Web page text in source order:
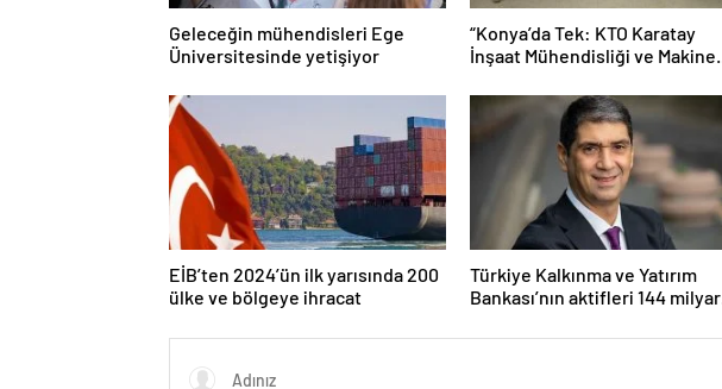
Geleceğin mühendisleri Ege
Üniversitesinde yetişiyor
“Konya’da Tek: KTO Karatay
İnşaat Mühendisliği ve Makine
Tanınacak”
EİB’ten 2024’ün ilk yarısında 200
ülke ve bölgeye ihracat
Türkiye Kalkınma ve Yatırım
Bankası’nın aktifleri 144 milyar